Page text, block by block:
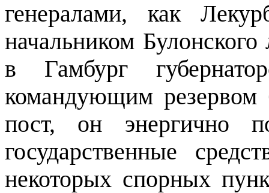
генералами, как
начальником
в Гамбург
командующим резервом
пост, он энергично
государственные
некоторых спорных